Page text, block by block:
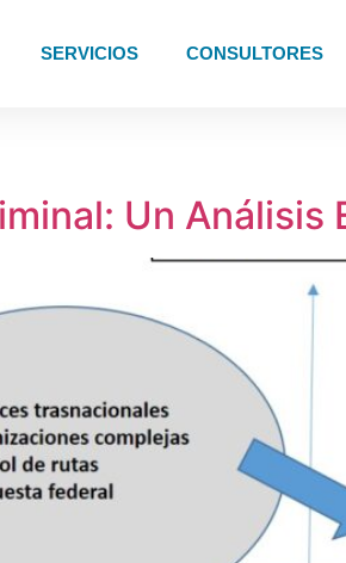
SERVICIOS CONSULTORES
Un Análisis